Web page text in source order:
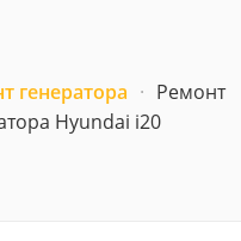
генератора · Ремонт
Hyundai i20